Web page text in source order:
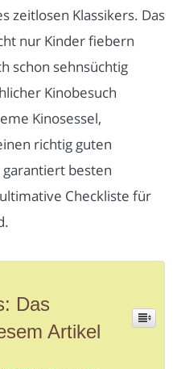
zeitlosen Klassikers. Das
nur Kinder fiebern
schon sehnsüchtig
Kinobesuch
Kinosessel,
richtig guten
garantiert besten
Checkliste für
Das
Artikel